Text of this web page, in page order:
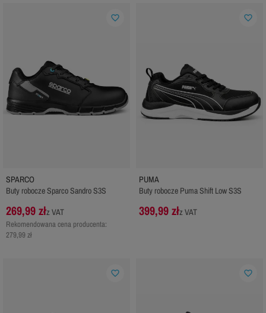
SPARCO
Buty robocze Sparco Sandro S3S
269,99 złz VAT
Rekomendowana cena producenta:
279,99 zł
favorite_border
PUMA
Buty robocze Puma Shift Low S3S
399,99 złz VAT
favorite_border
favorite_border favorite_border